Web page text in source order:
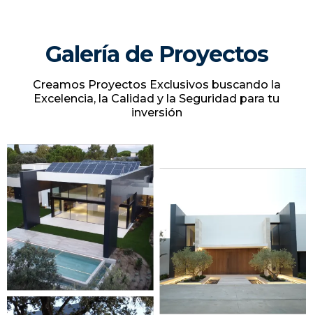
Galería de Proyectos
Creamos Proyectos Exclusivos buscando la
Excelencia, la Calidad y la Seguridad para tu
inversión